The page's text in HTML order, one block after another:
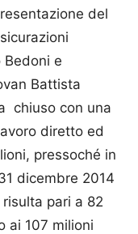
del
e
Battista
chiuso con una
diretto ed
pressoché in
dicembre 2014
risulta pari a 82
ai 107 milioni